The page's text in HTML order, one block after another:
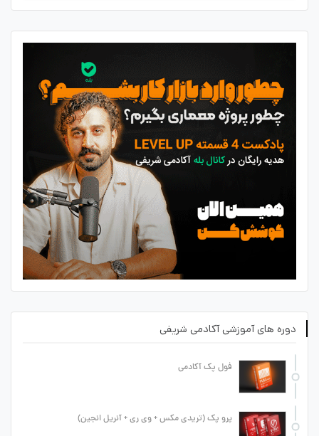
دوره های آموزشی آکادمی شریفی
فول پک آکادمی
پرو پک (تریدی مکس + وی ری + آنریل انجین)